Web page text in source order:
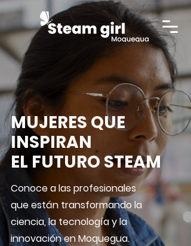
MUJERES QUE
INSPIRAN
EL FUTURO STEAM
Conoce a las profesionales
que están transformando la
ciencia, la tecnología y la
innovación en Moquegua.